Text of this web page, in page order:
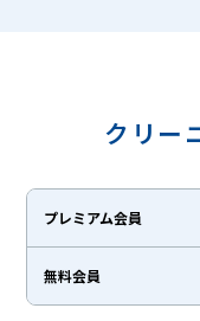
クリー
プレミアム会員
無料会員